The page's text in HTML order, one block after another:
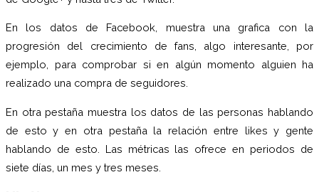
En los datos de Facebook, muestra una grafica con la
progresión del crecimiento de fans, algo interesante, por
ejemplo, para comprobar si en algún momento alguien ha
realizado una compra de seguidores.
En otra pestaña muestra los datos de las personas hablando
de esto y en otra pestaña la relación entre likes y gente
hablando de esto. Las métricas las ofrece en periodos de
siete días, un mes y tres meses.